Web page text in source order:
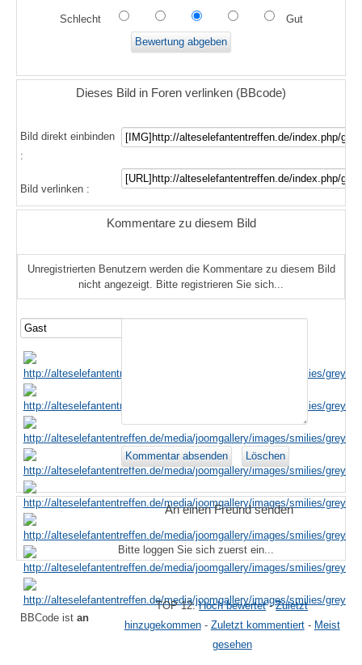
Schlecht Gut
Dieses Bild in Foren verlinken (BBcode)
Bild direkt einbinden
:
Bild verlinken :
Kommentare zu diesem Bild
Unregistrierten Benutzern werden die Kommentare zu diesem Bild
nicht angezeigt. Bitte registrieren Sie sich...
BBCode ist an
An einen Freund senden
Bitte loggen Sie sich zuerst ein...
TOP 12:Hoch bewertet-Zuletzt
hinzugekommen- Zuletzt kommentiert- Meist
gesehen